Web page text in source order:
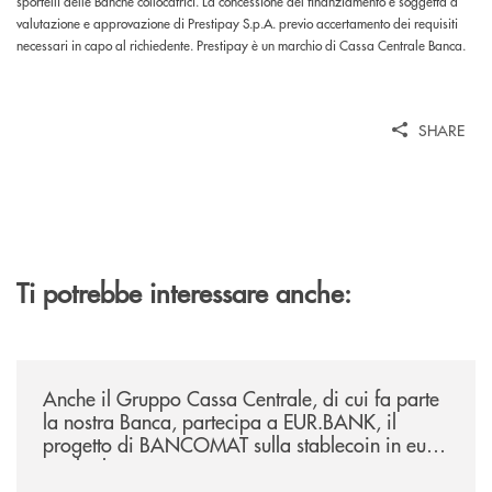
valutazione e approvazione di Prestipay S.p.A. previo accertamento dei requisiti
necessari in capo al richiedente. Prestipay è un marchio di Cassa Centrale Banca.
SHARE
Ti potrebbe interessare anche:
Anche il Gruppo Cassa Centrale, di cui fa parte
la nostra Banca, partecipa a EUR.BANK, il
progetto di BANCOMAT sulla stablecoin in euro
e sul relativo ecosistema